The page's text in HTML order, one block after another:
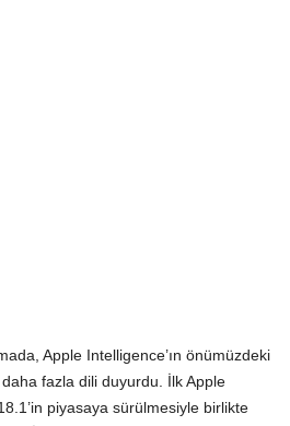
Apple Intelligence’ın önümüzdeki
fazla dili duyurdu. İlk Apple
piyasaya sürülmesiyle birlikte